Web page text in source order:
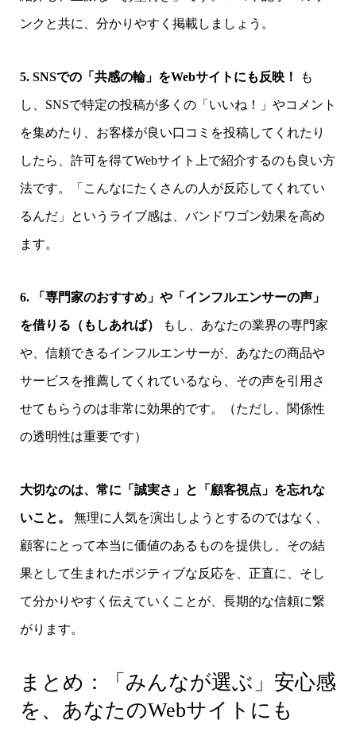
ンクと共に、分かりやすく掲載しましょう。
5. SNSでの「共感の輪」をWebサイトにも反映！ も
し、SNSで特定の投稿が多くの「いいね！」やコメント
を集めたり、お客様が良い口コミを投稿してくれたり
したら、許可を得てWebサイト上で紹介するのも良い方
法です。「こんなにたくさんの人が反応してくれてい
るんだ」というライブ感は、バンドワゴン効果を高め
ます。
6. 「専門家のおすすめ」や「インフルエンサーの声」
を借りる（もしあれば） もし、あなたの業界の専門家
や、信頼できるインフルエンサーが、あなたの商品や
サービスを推薦してくれているなら、その声を引用さ
せてもらうのは非常に効果的です。（ただし、関係性
の透明性は重要です）
大切なのは、常に「誠実さ」と「顧客視点」を忘れな
いこと。 無理に人気を演出しようとするのではなく、
顧客にとって本当に価値のあるものを提供し、その結
果として生まれたポジティブな反応を、正直に、そし
て分かりやすく伝えていくことが、長期的な信頼に繋
がります。
まとめ：「みんなが選ぶ」安心感
を、あなたのWebサイトにも